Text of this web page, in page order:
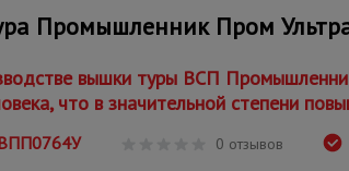
Вышки-туры
Подмости строительные
Сетка, тенты, брезенты
Строительные подъемники
Промышленник Пром
вышки туры ВСП
что в значительной степени
0 отзывов